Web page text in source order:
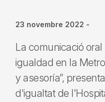
23 novembre 2022 -
La comunicació
igualdad en la
y asesoría”,
d'igualtat de